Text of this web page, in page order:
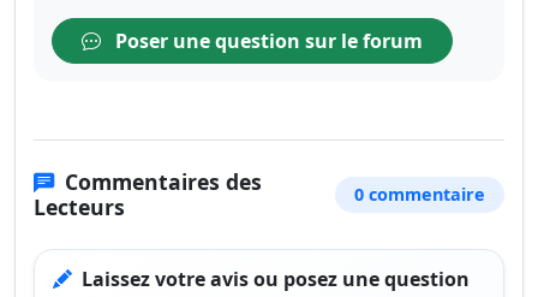
Poser une question sur le forum
Commentaires des
Lecteurs
0 commentaire
Laissez votre avis ou posez une question